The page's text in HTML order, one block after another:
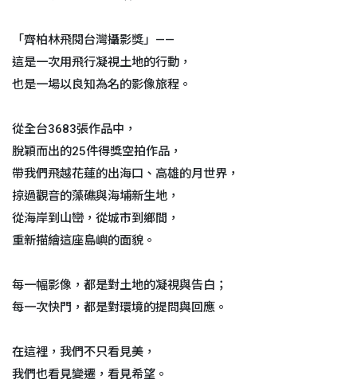
「齊柏林飛閱台灣攝影獎」——
這是一次用飛行凝視土地的行動，
也是一場以良知為名的影像旅程。
從全台3683張作品中，
脫穎而出的25件得獎空拍作品，
帶我們飛越花蓮的出海口、高雄的月世界，
掠過觀音的藻礁與海埔新生地，
從海岸到山巒，從城市到鄉間，
重新描繪這座島嶼的面貌。
每一幅影像，都是對土地的凝視與告白；
每一次快門，都是對環境的提問與回應。
在這裡，我們不只看見美，
我們也看見變遷，看見希望。